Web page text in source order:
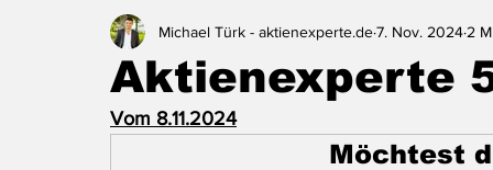
Aktienexperte.TV
Aktienexperte
Michael Türk - aktienexperte.de7. Nov. 2024 2
Vom 8.11.2024
Möchtest